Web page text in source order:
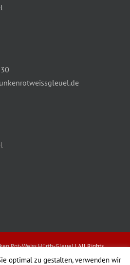
Rot-Weiss Hürth-Gleuel| All Rights
byMazza Design
optimal zu gestalten, verwenden wir